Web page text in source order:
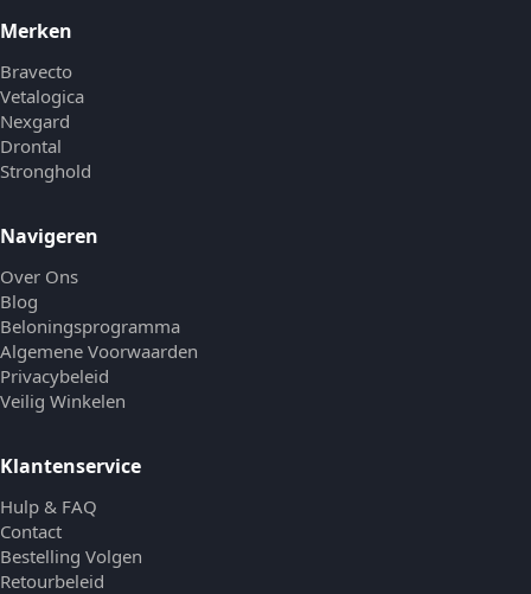
Merken
Bravecto
Vetalogica
Nexgard
Drontal
Stronghold
Navigeren
Over Ons
Blog
Beloningsprogramma
Algemene Voorwaarden
Privacybeleid
Veilig Winkelen
Klantenservice
Hulp & FAQ
Contact
Bestelling Volgen
Retourbeleid